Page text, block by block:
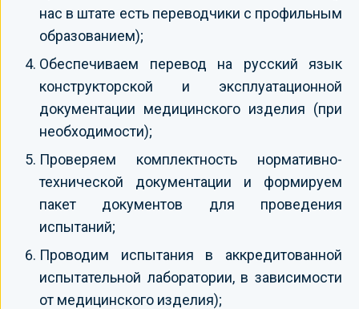
нас в штате есть переводчики с профильным
образованием);
Обеспечиваем перевод на русский язык
конструкторской и эксплуатационной
документации медицинского изделия (при
необходимости);
Проверяем комплектность нормативно-
технической документации и формируем
пакет документов для проведения
испытаний;
Проводим испытания в аккредитованной
испытательной лаборатории, в зависимости
от медицинского изделия);